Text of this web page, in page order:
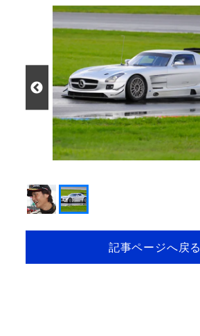
記事ページへ戻る